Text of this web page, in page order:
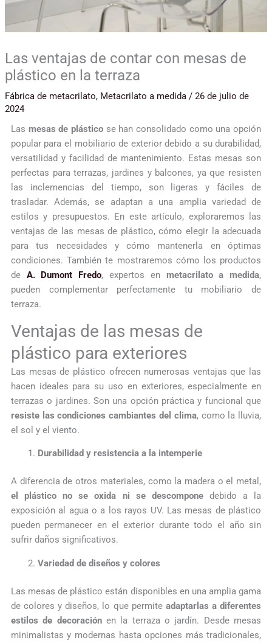
Las ventajas de contar con mesas de
plástico en la terraza
Fábrica de metacrilato, Metacrilato a medida/ 26 de julio de
2024
Las mesas de plásticose han consolidado como una opción
popular para el mobiliario de exterior debido a su durabilidad,
versatilidad y facilidad de mantenimiento. Estas mesas son
perfectas para terrazas, jardines y balcones, ya que resisten
las inclemencias del tiempo, son ligeras y fáciles de
trasladar. Además, se adaptan a una amplia variedad de
estilos y presupuestos. En este artículo, exploraremos las
ventajas de las mesas de plástico, cómo elegir la adecuada
para tus necesidades y cómo mantenerla en óptimas
condiciones. También te mostraremos cómo los productos
de A. Dumont Fredo, expertos en metacrilato a medida,
pueden complementar perfectamente tu mobiliario de
terraza.
Ventajas de las mesas de
plástico para exteriores
Las mesas de plástico ofrecen numerosas ventajas que las
hacen ideales para su uso en exteriores, especialmente en
terrazas o jardines. Son una opción práctica y funcional que
resiste las condiciones cambiantes del clima, como la lluvia,
el sol y el viento.
Durabilidad y resistencia a la intemperie
A diferencia de otros materiales, como la madera o el metal,
el plástico no se oxida ni se descomponedebido a la
exposición al agua o a los rayos UV. Las mesas de plástico
pueden permanecer en el exterior durante todo el año sin
sufrir daños significativos.
Variedad de diseños y colores
Las mesas de plástico están disponibles en una amplia gama
de colores y diseños, lo que permite adaptarlas a diferentes
estilos de decoraciónen la terraza o jardín. Desde mesas
minimalistas y modernas hasta opciones más tradicionales,